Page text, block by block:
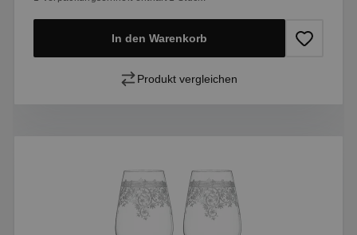
In den Warenkorb
Produkt vergleichen